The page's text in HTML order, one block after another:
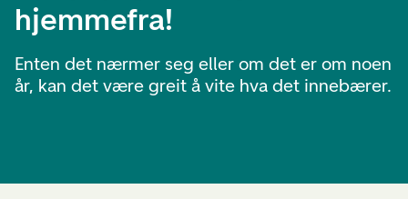
hjemmefra!
Enten det nærmer seg eller om det er om noen
år, kan det være greit å vite hva det innebærer.